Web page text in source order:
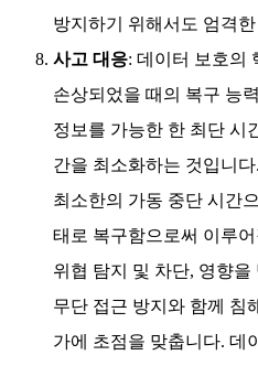
방지하기 위해서도 엄격
사고 대응: 데이터 보호의
손상되었을 때의 복구 능
정보를 가능한 한 최단 시
간을 최소화하는 것입니
최소한의 가동 중단 시간
태로 복구함으로써 이루
위협 탐지 및 차단, 영향
무단 접근 방지와 함께 침
가에 초점을 맞춥니다. 데